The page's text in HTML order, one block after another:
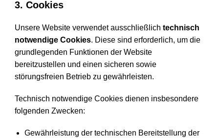
3. Cookies
Unsere Website verwendet ausschließlich technisch
notwendige Cookies. Diese sind erforderlich, um die
grundlegenden Funktionen der Website
bereitzustellen und einen sicheren sowie
störungsfreien Betrieb zu gewährleisten.
Technisch notwendige Cookies dienen insbesondere
folgenden Zwecken:
Gewährleistung der technischen Bereitstellung der